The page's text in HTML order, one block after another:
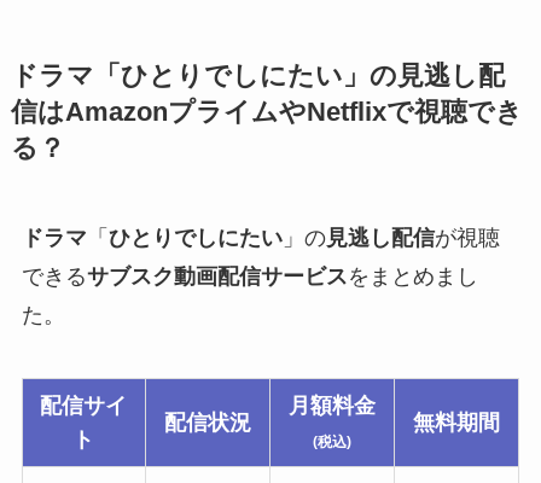
ドラマ 「 ひとりでしにたい 」の見逃し配
信はAmazonプライムやNetflixで視聴でき
る？
ドラマ 「 ひとりでしにたい」の見逃し配信が視聴
できるサブスク動画配信サービスをまとめまし
た。
配信サイ
ト
配信状況
月額料金
(税込)
無料期間